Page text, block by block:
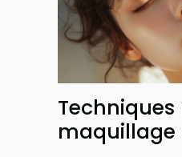
maquillage